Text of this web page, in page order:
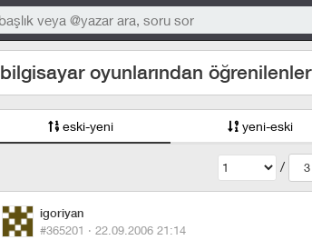
bilgisayar oyunlarından öğrenilenler
eski-yeni yeni-eski
/ 3
igoriyan
#365201 · 22.09.2006 21:14